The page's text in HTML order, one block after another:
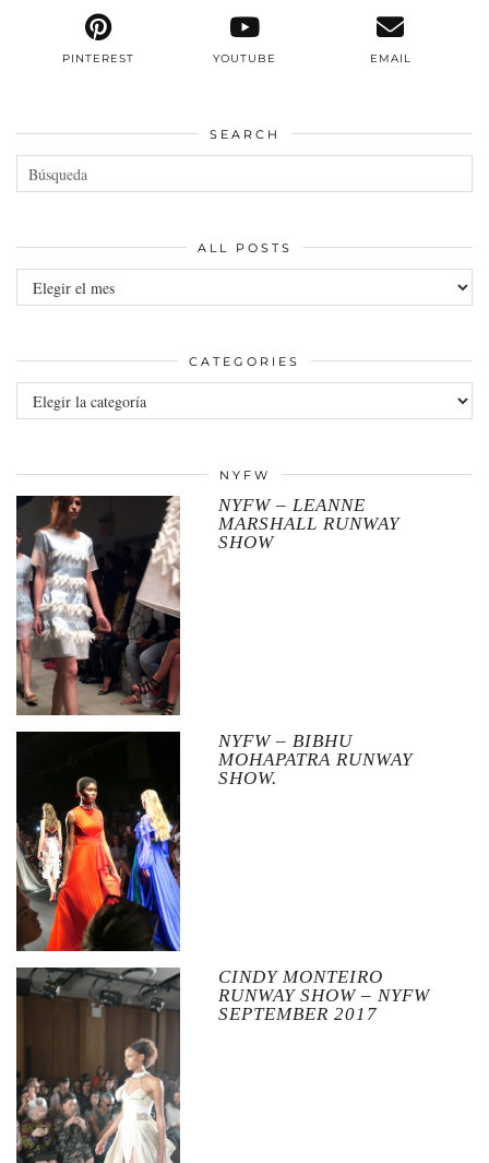
PINTEREST YOUTUBE EMAIL
SEARCH
ALL POSTS
All
posts
CATEGORIES
Categories
NYFW
NYFW – LEANNE
MARSHALL RUNWAY
SHOW
NYFW – BIBHU
MOHAPATRA RUNWAY
SHOW.
CINDY MONTEIRO
RUNWAY SHOW – NYFW
SEPTEMBER 2017